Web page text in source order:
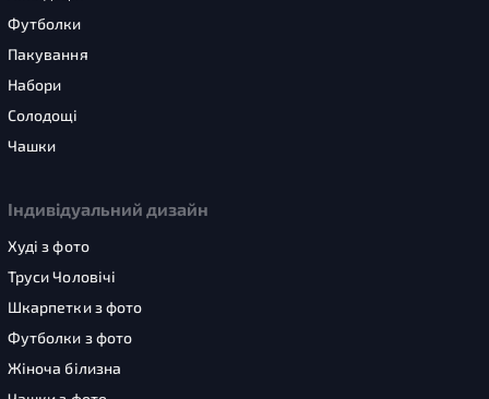
Футболки
Пакування
Набори
Солодощі
Чашки
Індивідуальний дизайн
Худі з фото
Труси Чоловічі
Шкарпетки з фото
Футболки з фото
Жіноча білизна